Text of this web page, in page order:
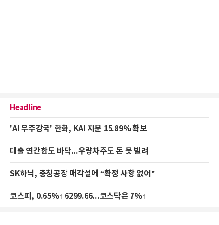
Headline
'AI 우주강국' 한화, KAI 지분 15.89% 확보
대출 연간한도 바닥...우량차주도 돈 못 빌려
SK하닉, 충칭공장 매각설에 “확정 사항 없어”
코스피, 0.65%↑ 6299.66...코스닥은 7%↑